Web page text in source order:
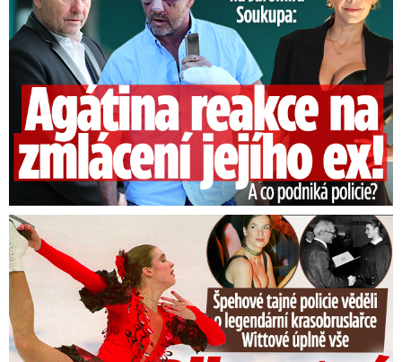
Tajná policie špehovala krasobruslařku Wittovou: Pikantní ...